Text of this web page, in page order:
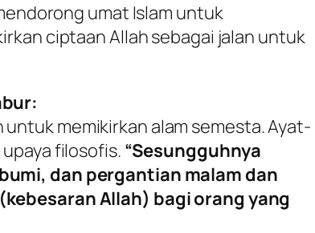
umat Islam untuk
ciptaan Allah sebagai jalan untuk
memikirkan alam semesta. Ayat-
filosofis. “Sesungguhnya
dan pergantian malam dan
Allah) bagi orang yang